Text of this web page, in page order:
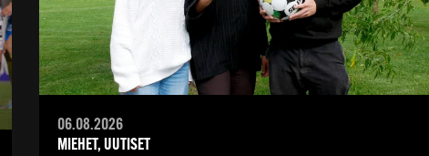
06.08.2026
MIEHET, UUTISET